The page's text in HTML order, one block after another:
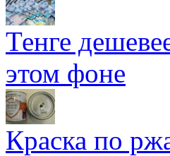
Тенге
этом фоне
Краска по